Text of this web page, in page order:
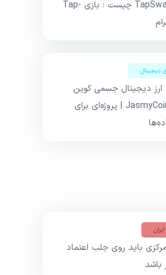
تپ سواپ TapSwap چیست : بازی Tap-
دیجیتال
ارز دیجیتال جسمی کوین
JasmyCoin (JASMY) | پروژه‌ای برای
باید روی جلب اعتماد
باشد